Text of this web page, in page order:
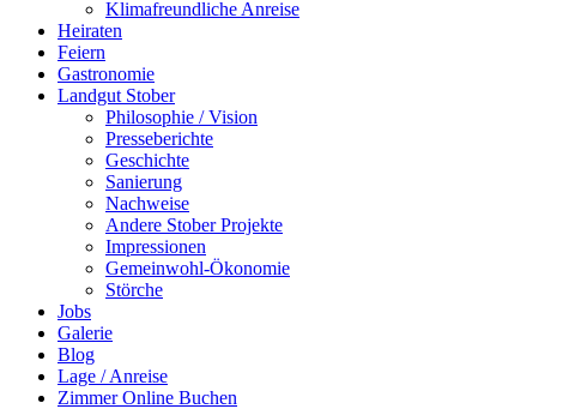
Klimafreundliche Anreise
Heiraten
Feiern
Gastronomie
Landgut Stober
Philosophie / Vision
Presseberichte
Geschichte
Sanierung
Nachweise
Andere Stober Projekte
Impressionen
Gemeinwohl-Ökonomie
Störche
Jobs
Galerie
Blog
Lage / Anreise
Zimmer Online Buchen